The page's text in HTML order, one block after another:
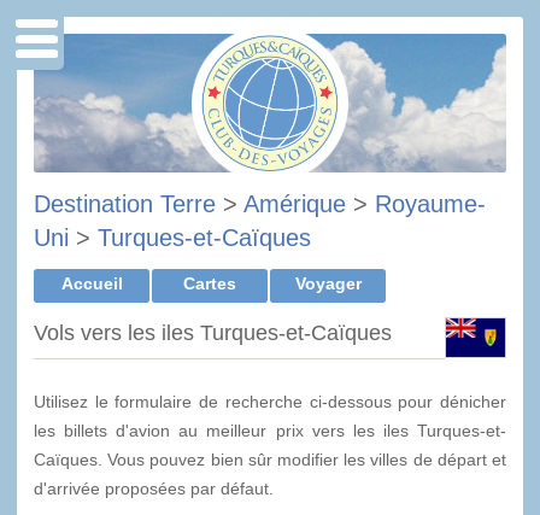
Destination Terre > Amérique > Royaume-
Uni > Turques-et-Caïques
Accueil Cartes Voyager
Vols vers les iles Turques-et-Caïques
Utilisez le formulaire de recherche ci-dessous pour dénicher
les billets d'avion au meilleur prix vers les iles Turques-et-
Caïques. Vous pouvez bien sûr modifier les villes de départ et
d'arrivée proposées par défaut.